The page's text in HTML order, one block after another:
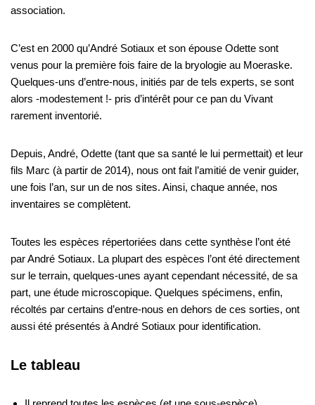
association.
C’est en 2000 qu’André Sotiaux et son épouse Odette sont
venus pour la première fois faire de la bryologie au Moeraske.
Quelques-uns d’entre-nous, initiés par de tels experts, se sont
alors -modestement !- pris d’intérêt pour ce pan du Vivant
rarement inventorié.
Depuis, André, Odette (tant que sa santé le lui permettait) et leur
fils Marc (à partir de 2014), nous ont fait l’amitié de venir guider,
une fois l’an, sur un de nos sites. Ainsi, chaque année, nos
inventaires se complètent.
Toutes les espèces répertoriées dans cette synthèse l’ont été
par André Sotiaux. La plupart des espèces l’ont été directement
sur le terrain, quelques-unes ayant cependant nécessité, de sa
part, une étude microscopique. Quelques spécimens, enfin,
récoltés par certains d’entre-nous en dehors de ces sorties, ont
aussi été présentés à André Sotiaux pour identification.
Le tableau